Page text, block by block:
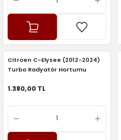
Citroen C-Elysee (2012-2024)
Turbo Radyatör Hortumu
1.380,00 TL